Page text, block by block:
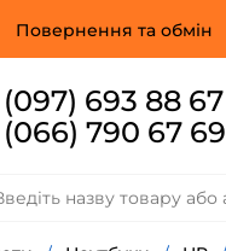
Повернення та обмін
(097) 693 88 67
(066) 790 67 69